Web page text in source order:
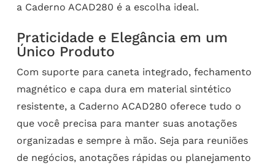
a Caderno ACAD280 é a escolha ideal.
Praticidade e Elegância em um
Único Produto
Com suporte para caneta integrado, fechamento
magnético e capa dura em material sintético
resistente, a Caderno ACAD280 oferece tudo o
que você precisa para manter suas anotações
organizadas e sempre à mão. Seja para reuniões
de negócios, anotações rápidas ou planejamento